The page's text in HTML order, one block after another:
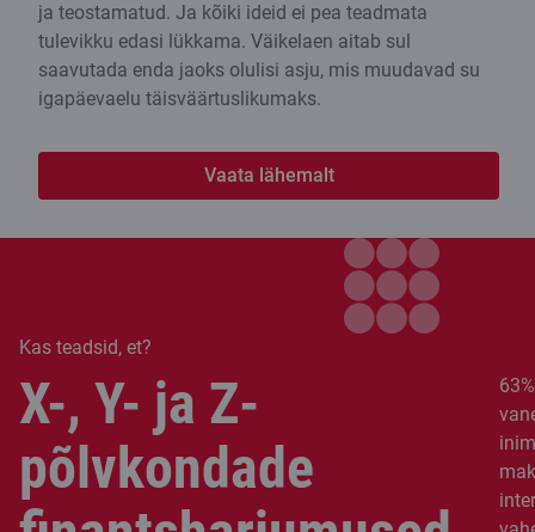
ja teostamatud. Ja kõiki ideid ei pea teadmata
tulevikku edasi lükkama. Väikelaen aitab sul
saavutada enda jaoks olulisi asju, mis muudavad su
igapäevaelu täisväärtuslikumaks.
Vaata lähemalt
Kas teadsid, et?
X-, Y- ja Z-
põlvkondade
63%